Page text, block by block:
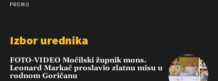
PROMO
Izbor urednika
FOTO-VIDEO Močilski župnik mons.
Leonard Markač proslavio zlatnu misu u
rodnom Goričanu